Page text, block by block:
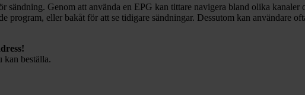
Genom att använda en EPG kan tittare navigera bland olika kanaler
program, eller bakåt för att se tidigare sändningar. Dessutom kan användare
kan beställa.